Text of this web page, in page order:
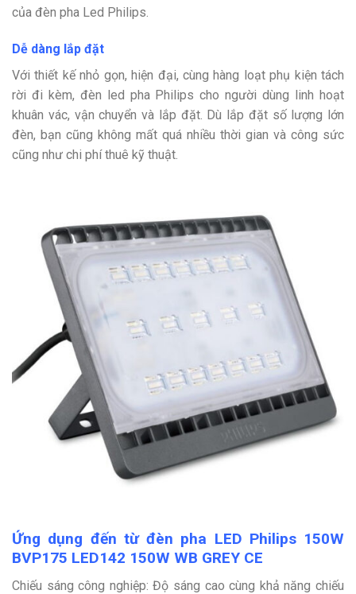
của đèn pha Led Philips.
Dễ dàng lắp đặt
Với thiết kế nhỏ gọn, hiện đại, cùng hàng loạt phụ kiện tách
rời đi kèm, đèn led pha Philips cho người dùng linh hoạt
khuân vác, vận chuyển và lắp đặt. Dù lắp đặt số lượng lớn
đèn, bạn cũng không mất quá nhiều thời gian và công sức
cũng như chi phí thuê kỹ thuật.
Ứng dụng đến từ đèn pha LED Philips 150W
BVP175 LED142 150W WB GREY CE
Chiếu sáng công nghiệp: Độ sáng cao cùng khả năng chiếu